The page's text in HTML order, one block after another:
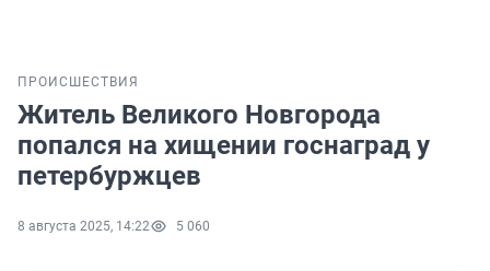
ПРОИСШЕСТВИЯ
Житель Великого Новгорода
попался на хищении госнаград у
петербуржцев
8 августа 2025, 14:22 5 060